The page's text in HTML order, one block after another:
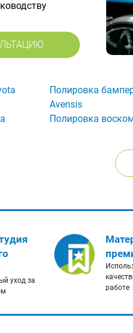
Полировка
Avensis
Полировка
уход за
работе